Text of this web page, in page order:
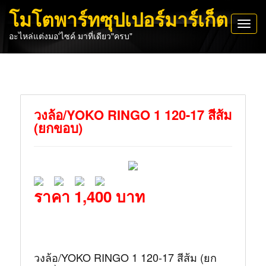
โมโตพาร์ทซุปเปอร์มาร์เก็ต
อะไหล่แต่งมอ'ไซค์ มาที่เดียว"ครบ"
วงล้อ/YOKO RINGO 1 120-17 สีส้ม
(ยกขอบ)
ราคา 1,400 บาท
วงล้อ/YOKO RINGO 1 120-17 สีส้ม (ยก